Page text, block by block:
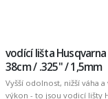
vodící lišta Husqvarna
38cm / .325" / 1,5mm
Vyšší odolnost, nižší váha
výkon - to jsou vodicí lišty